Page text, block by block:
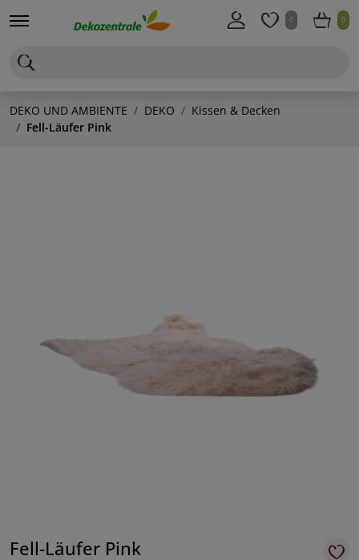
0 0
DEKO UND AMBIENTE DEKO
Kissen & Decken
Fell-Läufer Pink
Fell-Läufer Pink